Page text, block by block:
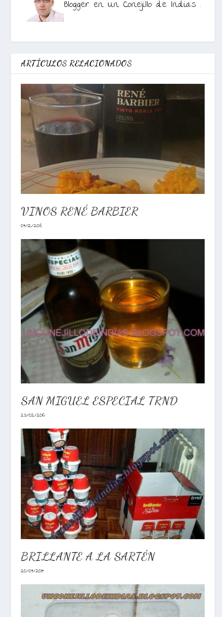
Blogger en Un Conejillo de Indias .
ARTÍCULOS RELACIONADOS
VINOS RENÉ BARBIER
04/12/2018
SAN MIGUEL ESPECIAL TRND
23/02/2016
BRILLANTE A LA SARTÉN
20/04/2014